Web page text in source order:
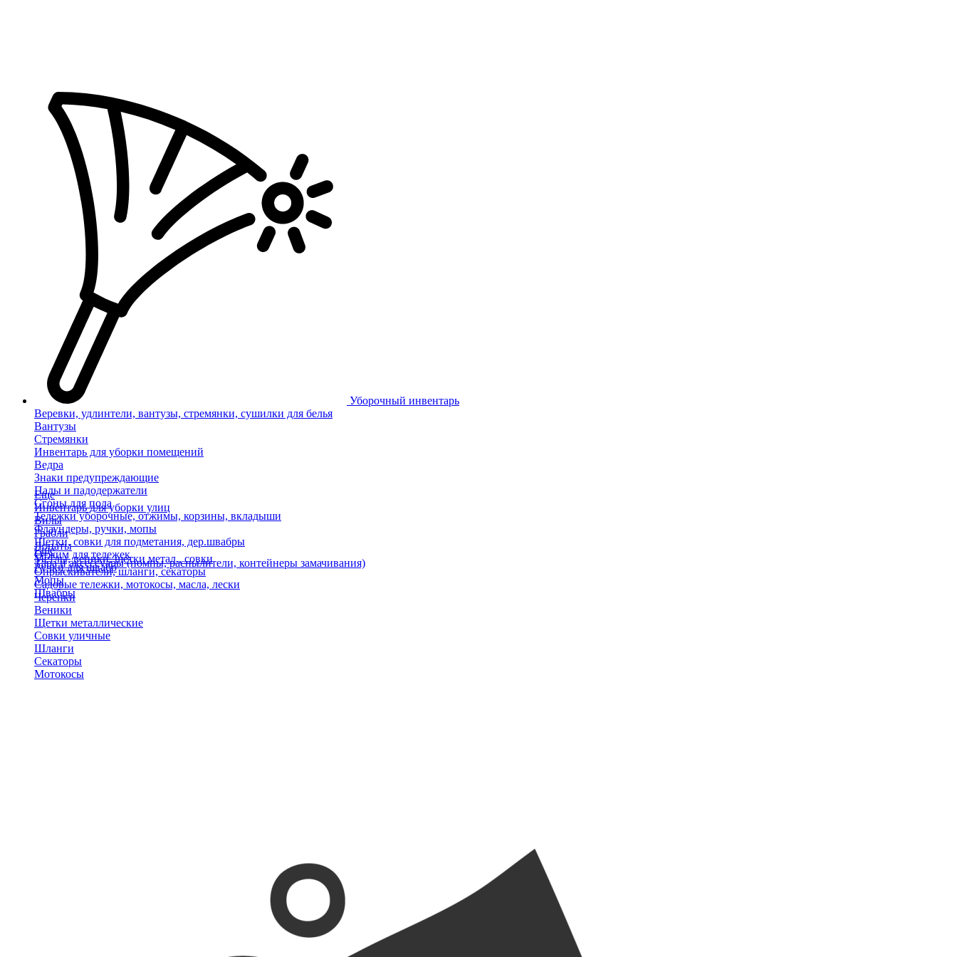
Уборочный инвентарь
Веревки, удлинтели, вантузы, стремянки, сушилки для белья
Вантузы
Стремянки
Инвентарь для уборки помещений
Ведра
Знаки предупреждающие
Пады и падодержатели
Сгоны для пола
Тележки уборочные, отжимы, корзины, вкладыши
Флаундеры, ручки, мопы
Щетки, совки для подметания, дер.швабры
Отжим для тележек
Ручки для швабр
Мопы
Швабры
Еще
Инвентарь для уборки улиц
Вилы
Грабли
Лопаты
Метлы, веники, щетки метал., совки
Опрыскиватели, шланги, секаторы
Садовые тележки, мотокосы, масла, лески
Черенки
Веники
Щетки металлические
Совки уличные
Шланги
Секаторы
Мотокосы
Еще
Тара и аксессуары (помпы, распылители, контейнеры замачивания)